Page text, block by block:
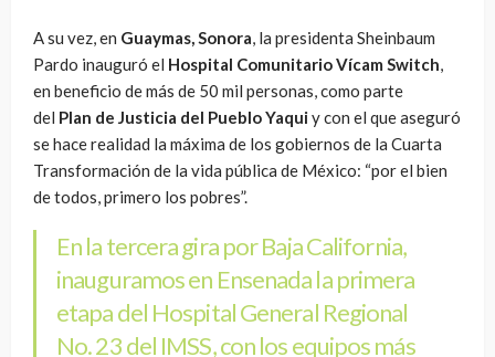
A su vez, en Guaymas, Sonora, la presidenta Sheinbaum
Pardo inauguró el Hospital Comunitario Vícam Switch,
en beneficio de más de 50 mil personas, como parte
del Plan de Justicia del Pueblo Yaquiy con el que aseguró
se hace realidad la máxima de los gobiernos de la Cuarta
Transformación de la vida pública de México: “por el bien
de todos, primero los pobres”.
En la tercera gira por Baja California,
inauguramos en Ensenada la primera
etapa del Hospital General Regional
No. 23 del IMSS, con los equipos más